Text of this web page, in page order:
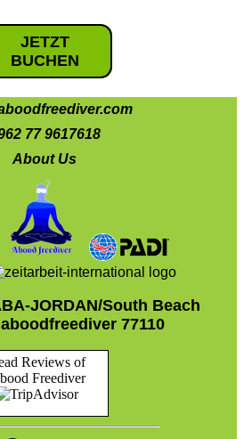
JETZT
BUCHEN
77 9617618
About Us
JORDAN/South Beach
aboodfreediver 77110
Reviews of
Freediver